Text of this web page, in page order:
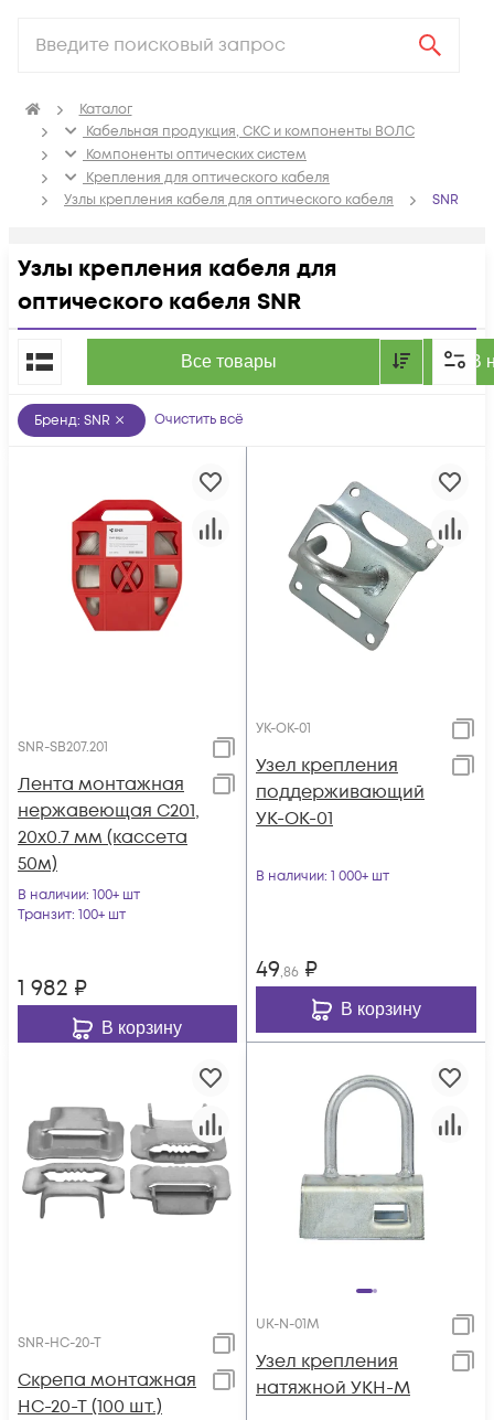
Каталог
Кабельная продукция, СКС и компоненты ВОЛС
Компоненты оптических систем
Крепления для оптического кабеля
Узлы крепления кабеля для оптического кабеля
SNR
Узлы крепления кабеля для
оптического кабеля SNR
Все товары В
По популярности
Бренд: SNR Очистить всё
SNR-SB207.201
Лента монтажная
нержавеющая С201,
20x0.7 мм (кассета
50м)
В наличии: 100+ шт
Транзит: 100+ шт
1 982 ₽
В корзину
УК-ОК-01
Узел крепления
поддерживающий
УК-ОК-01
В наличии: 1 000+ шт
49,86 ₽
В корзину
SNR-HC-20-T
Скрепа монтажная
НС-20-Т (100 шт.)
UK-N-01M
Узел крепления
натяжной УКН-М